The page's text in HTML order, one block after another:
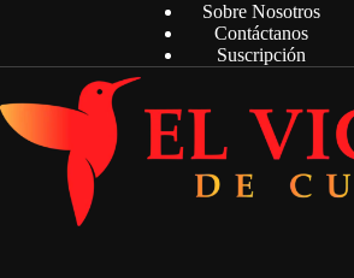
Sobre Nosotros
Contáctanos
Suscripción